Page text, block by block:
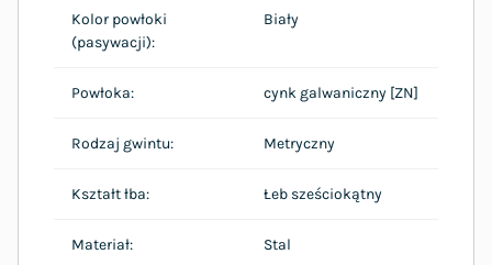
Kolor powłoki
(pasywacji):
Biały
Powłoka: cynk galwaniczny [ZN]
Rodzaj gwintu: Metryczny
Kształt łba: Łeb sześciokątny
Materiał: Stal